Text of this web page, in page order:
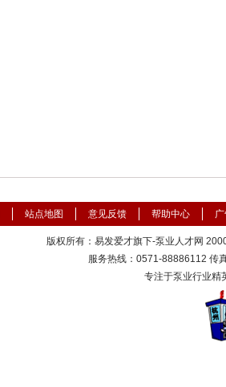
站点地图 意见反馈 帮助中心
版权所有：易发爱才旗下-泵业人才网
服务热线：0571-88886112 传
专注于泵业行业精